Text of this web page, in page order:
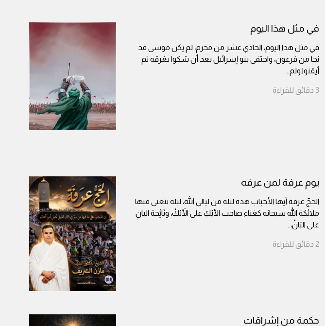
في مثل هذا اليوم
في مثل هذا اليوم، الحادي عشر من محرم، لم يكن موسى قد
نجا من فرعون، واحتفى بنو إسرائيل بعد أن شكوا بغرقه ثم
أيقنوا.ولم...
3 دقائق للقراءة
يوم عرفة لمن عرفه
الحجّ عرفة أيها الأحباب هذه ليلة من ليالي الله، ليلة تتغنى فيها
ملائكة الله سبحانه كغناء صاحب الأيْكِ على الأَيْكْ، ونَائِحة البانِ
على البَانْ،...
2 دقائق للقراءة
حكمة من إشراقات